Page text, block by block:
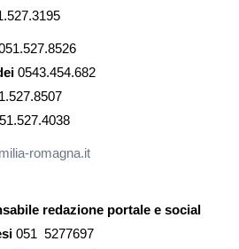
0543.454.682
romagna.it
redazione portale e social
051 5277697